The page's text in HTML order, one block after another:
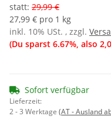
statt: 29,99 €
27,99 € pro 1 kg
inkl. 10% USt. , zzgl.
(Du sparst 6.67%, also
Sofort verfügbar
Lieferzeit:
2 - 3 Werktage (AT - Ausland